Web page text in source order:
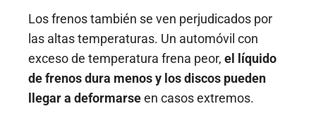
Los frenos también se ven perjudicados por
las altas temperaturas. Un automóvil con
exceso de temperatura frena peor, el líquido
de frenos dura menos y los discos pueden
llegar a deformarseen casos extremos.